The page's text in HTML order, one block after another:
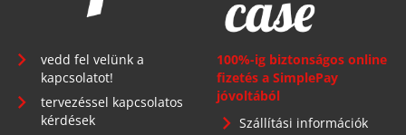
vedd fel velünk a
kapcsolatot!
tervezéssel kapcsolatos
kérdések
100%-ig biztonságos online
fizetés a SimplePay
jóvoltából
Szállítási információk